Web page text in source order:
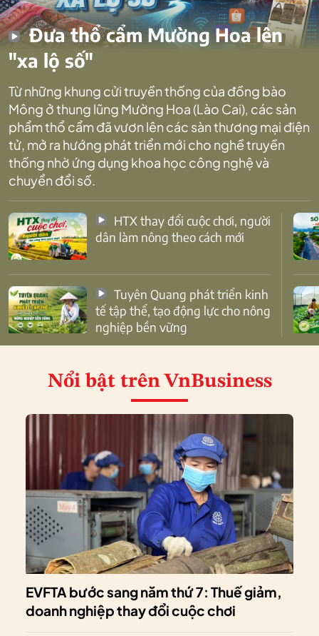
Đưa thổ cẩm Mường Hoa lên
"xa lộ số"
Từ những khung cửi truyền thống của đồng bào
Mông ở thung lũng Mường Hoa (Lào Cai), các sản
phẩm thổ cẩm đã vươn lên các sàn thương mại điện
tử, mở ra hướng phát triển mới cho nghề truyền
thống nhờ ứng dụng khoa học công nghệ và
chuyển đổi số.
dân làm nông theo cách mới
tế tập thể, tạo động lực cho nông
nghiệp bền vững
Nổi bật trên VnBusiness
EVFTA bước sang năm thứ 7: Thuế giảm,
doanh nghiệp thay đổi cuộc chơi